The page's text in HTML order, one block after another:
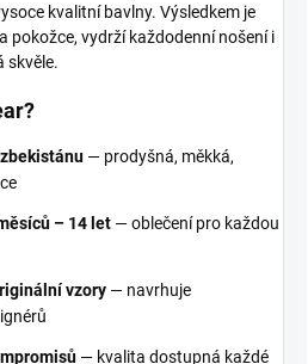
kvalitní bavlny. Výsledkem je
pokožce, vydrží každodenní nošení i
skvěle.
— prodyšná, měkká,
– 14 let — oblečení pro každou
vzory — navrhuje
— kvalita dostupná každé